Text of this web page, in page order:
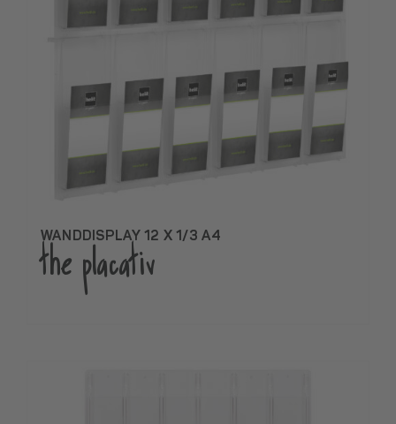
WANDDISPLAY 12 X 1/3 A4
the placativ